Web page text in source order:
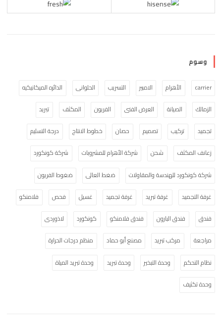
وسوم
carrier الأهرام الامبير التسريب الحلوانى
الدائره الميكانيكيه
الزمالك
الصيانة العرض الفنى الفريون المكثف
تبريد
تجميد
تركيب تصميم حصان خطوط الانتاج
درجة التسليم
زعانف المكثف
شحن شركة الأهرام للمشروبات
شركة كونكورد
شركة كونكورد للهندسة والمقاولات
ضغط العالى
ضغوط الفريون
غرفة التجميد
غرفة تبريد غرفة تجميد غسيل فحص
فلامنكو
فندق
فندق البارون فندق فلامنكو كونكورد
لاذوردى
مراجعة
مركب تبريد مصنع أبو حماد
منظم درجات الحرارة
نظام التحكم
وحدة التبخير وحدة تبريد
وحدة تبريد المياة
وحدة تكثيف